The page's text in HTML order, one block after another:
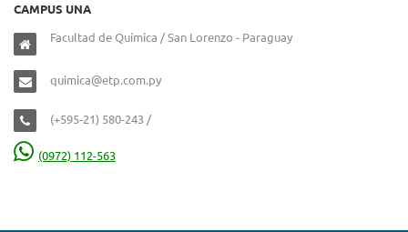
CAMPUS UNA
Facultad de Química / San Lorenzo - Paraguay
quimica@etp.com.py
(+595-21) 580-243 /
(0972) 112-563